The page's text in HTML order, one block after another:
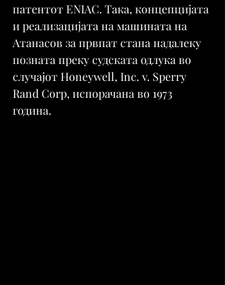
патентот ENIAC. Така, концепцијата
и реализацијата на машината на
Атанасов за првпат стана надалеку
позната преку судската одлука во
случајот Honeywell, Inc. v. Sperry
Rand Corp, испорачана во 1973
година.